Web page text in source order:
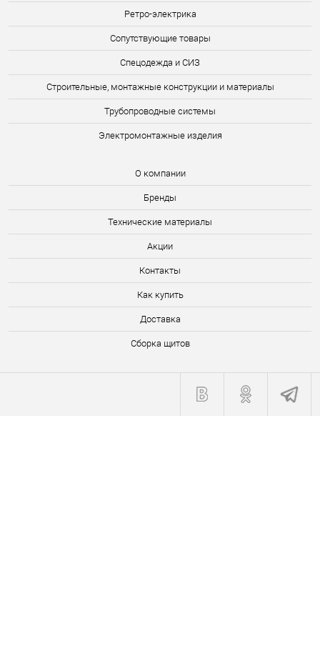
Ретро-электрика
Сопутствующие товары
Спецодежда и СИЗ
Строительные, монтажные конструкции и материалы
Трубопроводные системы
Электромонтажные изделия
О компании
Бренды
Технические материалы
Акции
Контакты
Как купить
Доставка
Сборка щитов